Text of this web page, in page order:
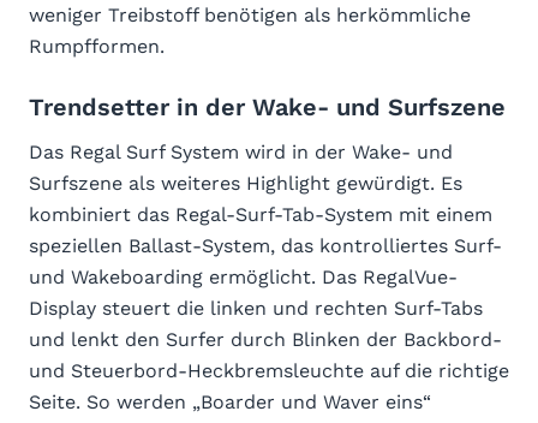
weniger Treibstoff benötigen als herkömmliche
Rumpfformen.
Trendsetter in der Wake- und Surfszene
Das Regal Surf System wird in der Wake- und
Surfszene als weiteres Highlight gewürdigt. Es
kombiniert das Regal-Surf-Tab-System mit einem
speziellen Ballast-System, das kontrolliertes Surf-
und Wakeboarding ermöglicht. Das RegalVue-
Display steuert die linken und rechten Surf-Tabs
und lenkt den Surfer durch Blinken der Backbord-
und Steuerbord-Heckbremsleuchte auf die richtige
Seite. So werden „Boarder und Waver eins“